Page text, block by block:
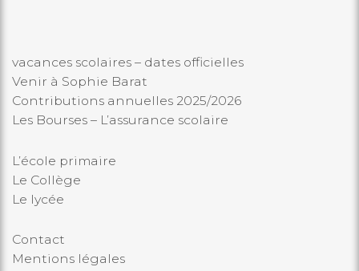
vacances scolaires – dates officielles
Venir à Sophie Barat
Contributions annuelles 2025/2026
Les Bourses – L’assurance scolaire
L’école primaire
Le Collège
Le lycée
Contact
Mentions légales